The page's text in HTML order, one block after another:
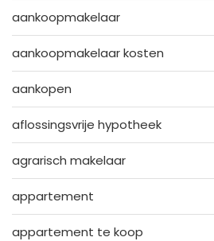
aankoopmakelaar
aankoopmakelaar kosten
aankopen
aflossingsvrije hypotheek
agrarisch makelaar
appartement
appartement te koop